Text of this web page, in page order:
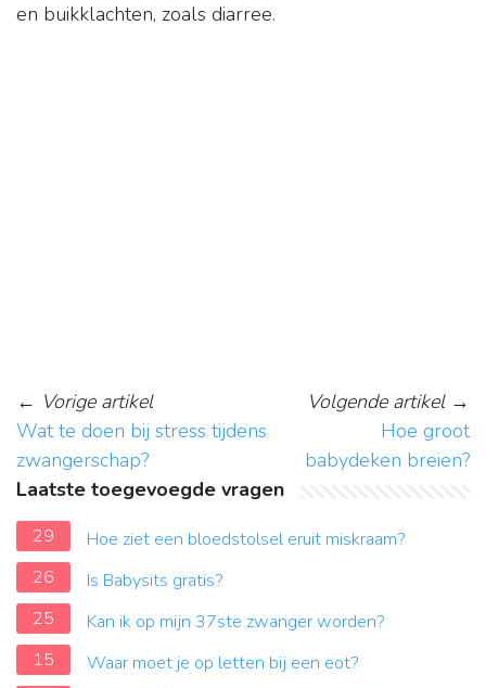
en buikklachten, zoals diarree.
← Vorige artikel
Wat te doen bij stress tijdens
zwangerschap?
Volgende artikel→
Hoe groot
babydeken breien?
Laatste toegevoegde vragen
29
Hoe ziet een bloedstolsel eruit miskraam?
26
Is Babysits gratis?
25
Kan ik op mijn 37ste zwanger worden?
15
Waar moet je op letten bij een eot?